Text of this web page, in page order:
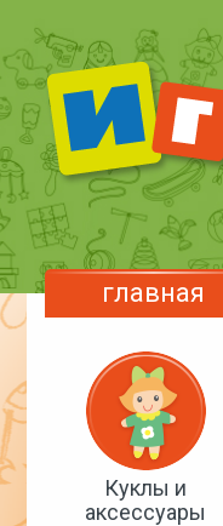
главная
Куклы и
аксессуары